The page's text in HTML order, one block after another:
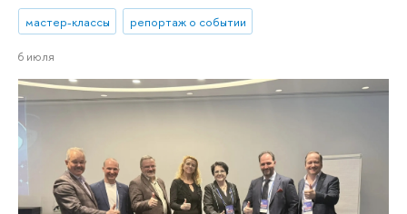
мастер-классы репортаж о событии
6 июля